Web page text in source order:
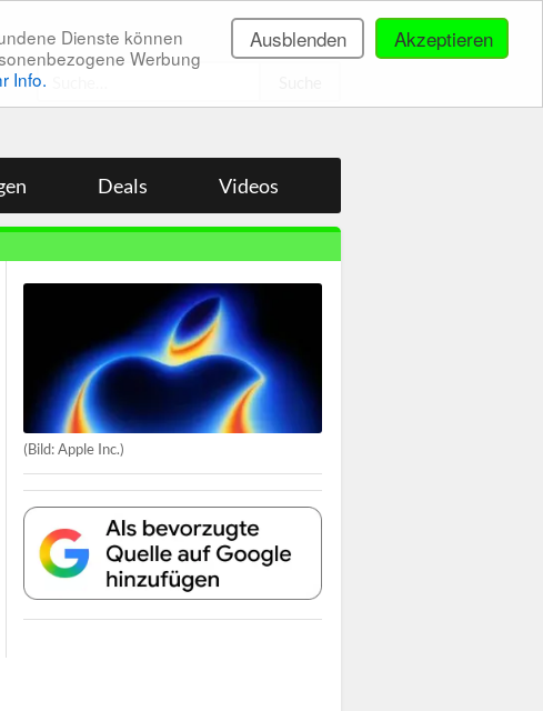
Akzeptieren
Ausblenden
Dienste können
Werbung
Info.
Deals Videos
(Bild: Apple Inc.)